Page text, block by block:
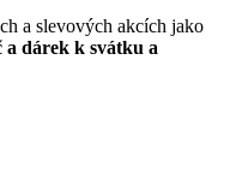
a slevových akcích jako
a dárek k svátku a